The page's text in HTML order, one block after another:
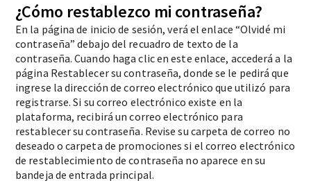
¿Cómo restablezco mi contraseña?
En la página de inicio de sesión, verá el enlace “Olvidé mi
contraseña” debajo del recuadro de texto de la
contraseña. Cuando haga clic en este enlace, accederá a la
página Restablecer su contraseña, donde se le pedirá que
ingrese la dirección de correo electrónico que utilizó para
registrarse. Si su correo electrónico existe en la
plataforma, recibirá un correo electrónico para
restablecer su contraseña. Revise su carpeta de correo no
deseado o carpeta de promociones si el correo electrónico
de restablecimiento de contraseña no aparece en su
bandeja de entrada principal.